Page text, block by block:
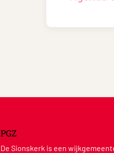
PGZ
De Sionskerk is een